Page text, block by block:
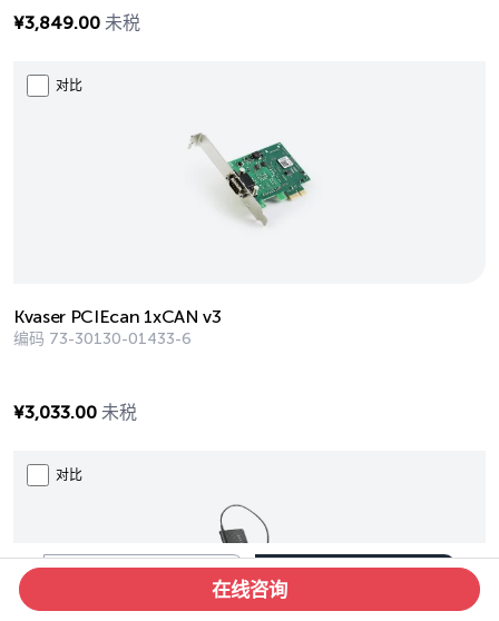
¥3,849.00 未税
对比
Kvaser PCIEcan 1xCAN v3
编码 73-30130-01433-6
¥3,033.00 未税
对比
在线咨询